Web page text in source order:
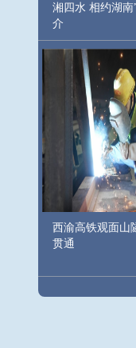
湘四水 相约湖南
介
西渝高铁观面山
贯通